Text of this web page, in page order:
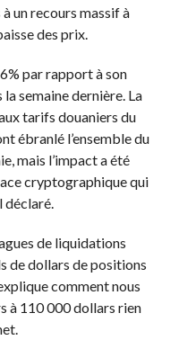
un recours massif à
des prix.
par rapport à son
semaine dernière. La
tarifs douaniers du
ébranlé l’ensemble du
mais l’impact a été
cryptographique qui
déclaré.
de liquidations
de dollars de positions
comment nous
à 110 000 dollars rien